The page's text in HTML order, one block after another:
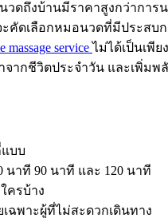
ดถึงบ้านมีราคาสูงกว่าการน
คัดเลือกหมอนวดที่มีประสบ
massage serviceไม่ได้เป็นเพี
จากชีวิตประจำวัน และเพิ่ม
แบบ
นาที 90 นาที และ 120 นาที
ครบ้าง
ฉพาะผู้ที่ไม่สะดวกเดินทาง